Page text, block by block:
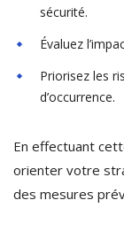
sécurité.
Évaluez
Priorisez les
d’occurrence.
En effectuant
orienter votre
des mesures